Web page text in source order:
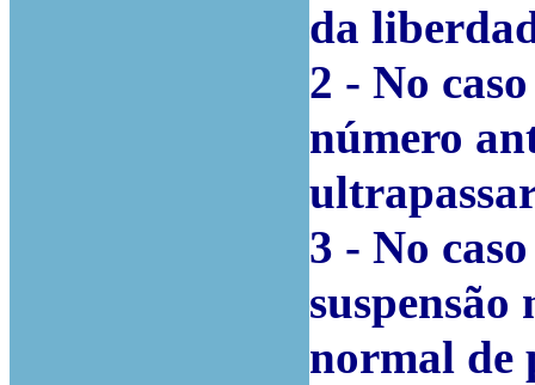
da
2 - No
número
3 - No
normal de